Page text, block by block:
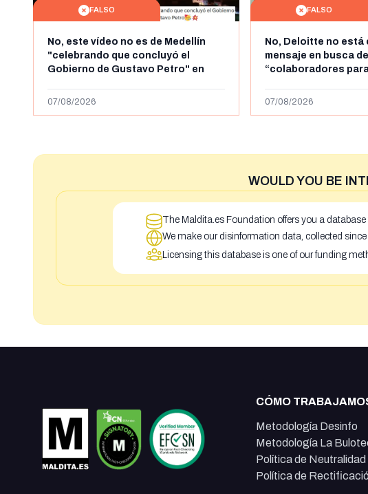
FALSO
No, este vídeo no es de Medellín
"celebrando que concluyó el
Gobierno de Gustavo Petro" en
de 2024
07/08/2026
FALSO
No, Deloitte no está
mensaje en busca de
“colaboradores
1.000 euros al día: es
07/08/2026
WOULD YOU BE
The Maldita.es Foundation offers you a
We make our disinformation data, collected
Licensing this database is one of our funding
CÓMO
Metodología Desinfo
Metodología La
Política de Neutralidad
Política de